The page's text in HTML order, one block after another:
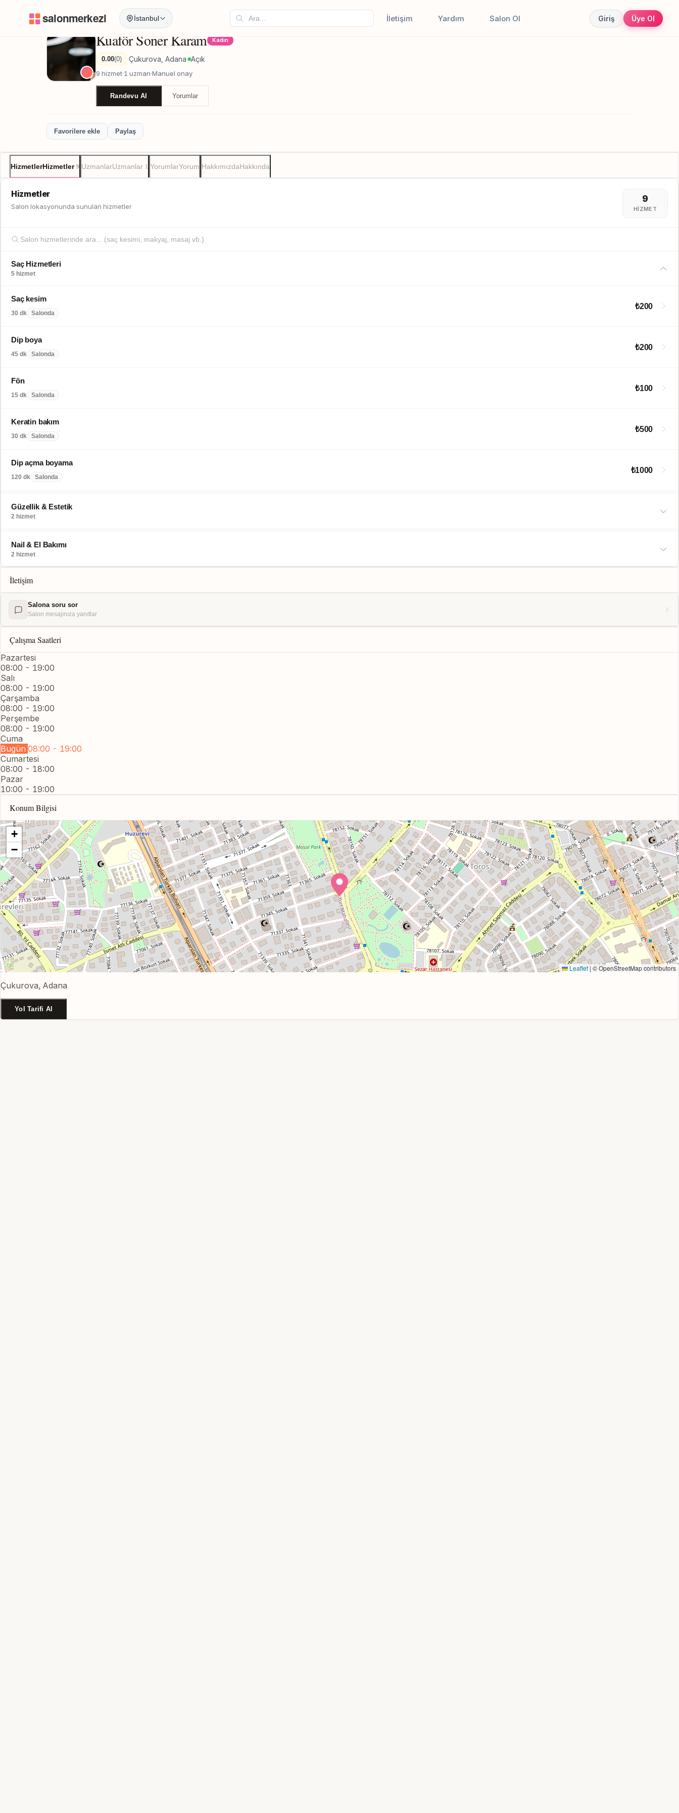
İstanbul İletişim Yardım Salon Ol Giriş Üye Ol
Kuaför Soner Karam
Kuaför Soner Karam Kadın
0.00(0) ·Çukurova, Adana· Açık
9 hizmet·1 uzman·Manuel onay
Randevu Al Yorumlar
Favorilere ekle Paylaş
HizmetlerHizmetler 9 UzmanlarUzmanlar 1 YorumlarYorum HakkımızdaHakkında
Hizmetler
Salon lokasyonunda sunulan hizmetler
9
HIZMET
Saç Hizmetleri
5 hizmet
Saç kesim
30 dk Salonda
₺200
Dip boya
45 dk Salonda
₺200
Fön
15 dk Salonda
₺100
Keratin bakım
30 dk Salonda
₺500
Dip açma boyama
120 dk Salonda
₺1000
Güzellik & Estetik
2 hizmet
Nail & El Bakımı
2 hizmet
İletişim
Salona soru sor
Salon mesajınıza yanıtlar
Çalışma Saatleri
Pazartesi
08:00 - 19:00
Salı
08:00 - 19:00
Çarşamba
08:00 - 19:00
Perşembe
08:00 - 19:00
Cuma
Bugün 08:00 - 19:00
Cumartesi
08:00 - 18:00
Pazar
10:00 - 19:00
Konum Bilgisi
+
−
Leaflet|© OpenStreetMap contributors
Çukurova, Adana
Yol Tarifi Al